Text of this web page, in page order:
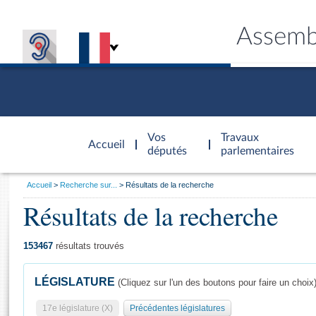
Accueil
d'accueil
Vos
députés
Travaux
parlementaires
Général
Vous
Accueil Recherche sur... Résultats de la recherche
Résultats de la recherche
153467 résultats trouvés
LÉGISLATURE (Cliquez sur l'un des boutons pour faire un choix)
17e législature (X) Précédentes législatures